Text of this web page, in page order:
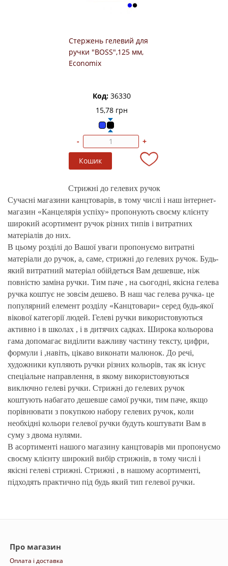
Стержень гелевий для
ручки "BOSS",125 мм,
Economix
Код:36330
15,78 грн
- +
Стрижні до гелевих ручок
Сучасні магазини канцтоварів, в тому числі і наш інтернет-
магазин «Канцелярія успіху» пропонують своєму клієнту
широкий асортимент ручок різних типів і витратних
матеріалів до них.
В цьому розділі до Вашої уваги пропонуємо витратні
матеріали до ручок, а, саме, стрижні до гелевих ручок. Будь-
який витратний матеріал обійдеться Вам дешевше, ніж
повністю заміна ручки. Тим паче , на сьогодні, якісна гелева
ручка коштує не зовсім дешево. В наш час гелева ручка- це
популярний елемент розділу «Канцтовари» серед будь-якої
вікової категорії людей. Гелеві ручки використовуються
активно і в школах , і в дитячих садках. Широка кольорова
гама допомагає виділити важливу частину тексту, цифри,
формули і ,навіть, цікаво виконати малюнок. До речі,
художники купляють ручки різних кольорів, так як існує
спеціальне направлення, в якому використовуються
виключно гелеві ручки. Стрижні до гелевих ручок
коштують набагато дешевше самої ручки, тим паче, якщо
порівнювати з покупкою набору гелевих ручок, коли
необхідні кольори гелевої ручки будуть коштувати Вам в
суму з двома нулями.
В асортименті нашого магазину канцтоварів ми пропонуємо
своєму клієнту широкий вибір стрижнів, в тому числі і
якісні гелеві стрижні. Стрижні , в нашому асортименті,
підходять практично під будь який тип гелевої ручки.
Про магазин
Оплата і доставка